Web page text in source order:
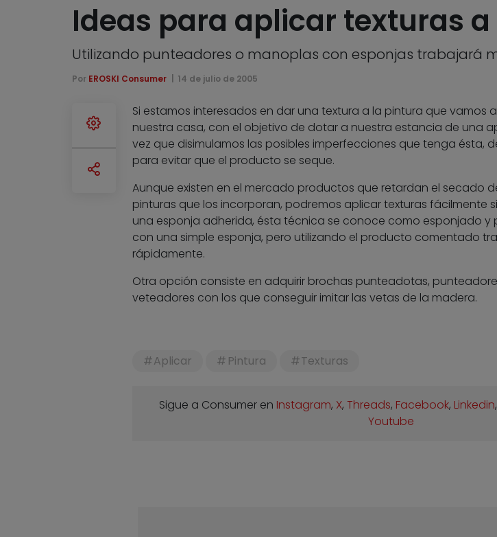
Ideas para aplicar texturas
Utilizando punteadores o manoplas con esponjas trabajará
Por EROSKI Consumer 14 de julio de 2005
Si estamos interesados en dar una textura a la pintura que vamos
nuestra casa, con el objetivo de dotar a nuestra estancia de una
vez que disimulamos las posibles imperfecciones que tenga ésta,
para evitar que el producto se seque.
Aunque existen en el mercado productos que retardan el secado
pinturas que los incorporan, podremos aplicar texturas fácilmente
una esponja adherida, ésta técnica se conoce como esponjado y
con una simple esponja, pero utilizando el producto comentado
rápidamente.
Otra opción consiste en adquirir brochas punteadotas,
veteadores con los que conseguir imitar las vetas de la madera.
Aplicar Pintura Texturas
Sigue a Consumer en Instagram, X,Threads, Facebook, Linkedin
Youtube